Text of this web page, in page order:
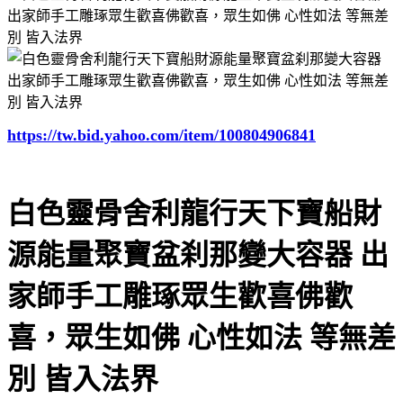
https://tw.bid.yahoo.com/item/100804906841
白色靈骨舍利龍行天下寶船財
源能量聚寶盆刹那變大容器 出
家師手工雕琢眾生歡喜佛歡
喜，眾生如佛 心性如法 等無差
別 皆入法界